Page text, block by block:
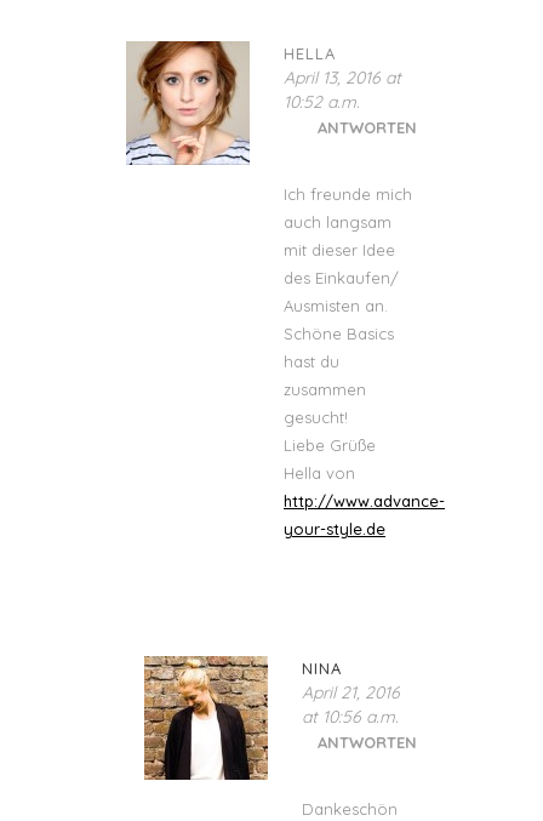
HELLA
April 13, 2016 at
10:52 a.m.
ANTWORTEN
Ich freunde mich
auch langsam
mit dieser Idee
des Einkaufen/
Ausmisten an.
Schöne Basics
hast du
zusammen
gesucht!
Liebe Grüße
Hella von
http://www.advance-
your-style.de
NINA
April 21, 2016
at 10:56 a.m.
ANTWORTEN
Dankeschön